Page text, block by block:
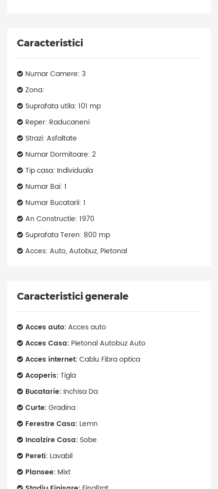
Caracteristici
Numar Camere: 3
Zona:
Suprafata utila: 101 mp
Reper: Raducaneni
Strazi: Asfaltate
Numar Dormitoare: 2
Tip casa: Individuala
Numar Bai: 1
Numar Bucatarii: 1
An Constructie: 1970
Suprafata Teren: 800 mp
Acces: Auto, Autobuz, Pietonal
Caracteristici generale
Acces auto:Acces auto
Acces Casa: Pietonal Autobuz Auto
Acces internet:Cablu Fibra optica
Acoperis:Tigla
Bucatarie: Inchisa Da
Curte:Gradina
Ferestre Casa: Lemn
Incalzire Casa: Sobe
Pereti: Lavabil
Plansee: Mixt